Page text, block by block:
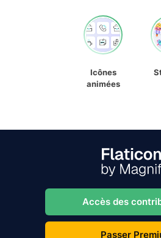
Icônes
animées
Accès des
Passer